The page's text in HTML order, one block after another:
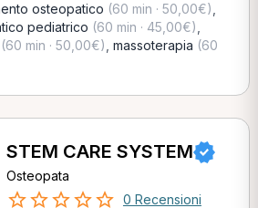
osteopatico (60 min · 50,00€)
pediatrico (60 min · 45,00€)
(60 min · 50,00€) massoterapia (60
STEM CARE SYSTEM
Osteopata
0 Recensioni